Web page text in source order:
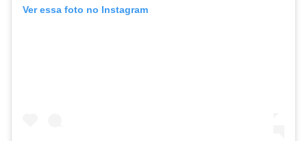
Ver essa foto no Instagram